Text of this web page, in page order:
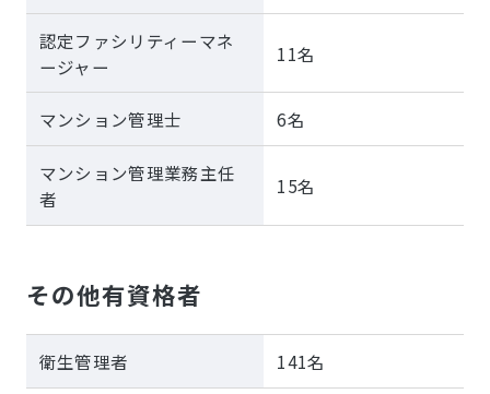
認定ファシリティーマネ
ージャー
11名
マンション管理士 6名
マンション管理業務主任
者
15名
その他有資格者
衛生管理者 141名